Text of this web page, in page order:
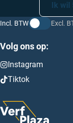
Ik
Incl. BTW Excl.
Volg ons op:
Instagram
Tiktok